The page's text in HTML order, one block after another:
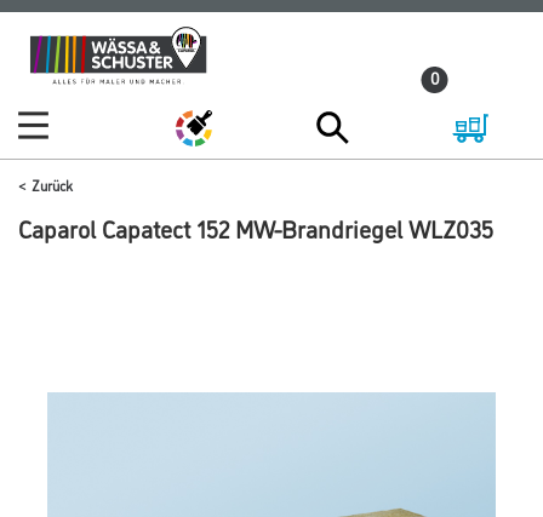
Zum
Inhalt
Zum
Navigationsmenü
0
Zurück
Caparol Capatect 152 MW-Brandriegel WLZ035